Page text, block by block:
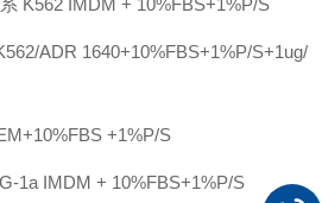
K562 IMDM + 10%FBS+1%P/S
ADR 1640+10%FBS+1%P/S+1ug/
+1%P/S
1a IMDM + 10%FBS+1%P/S